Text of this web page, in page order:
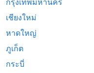
กรุงเทพมหานคร
เชียงใหม่
หาดใหญ่
ภูเก็ต
กระบี่